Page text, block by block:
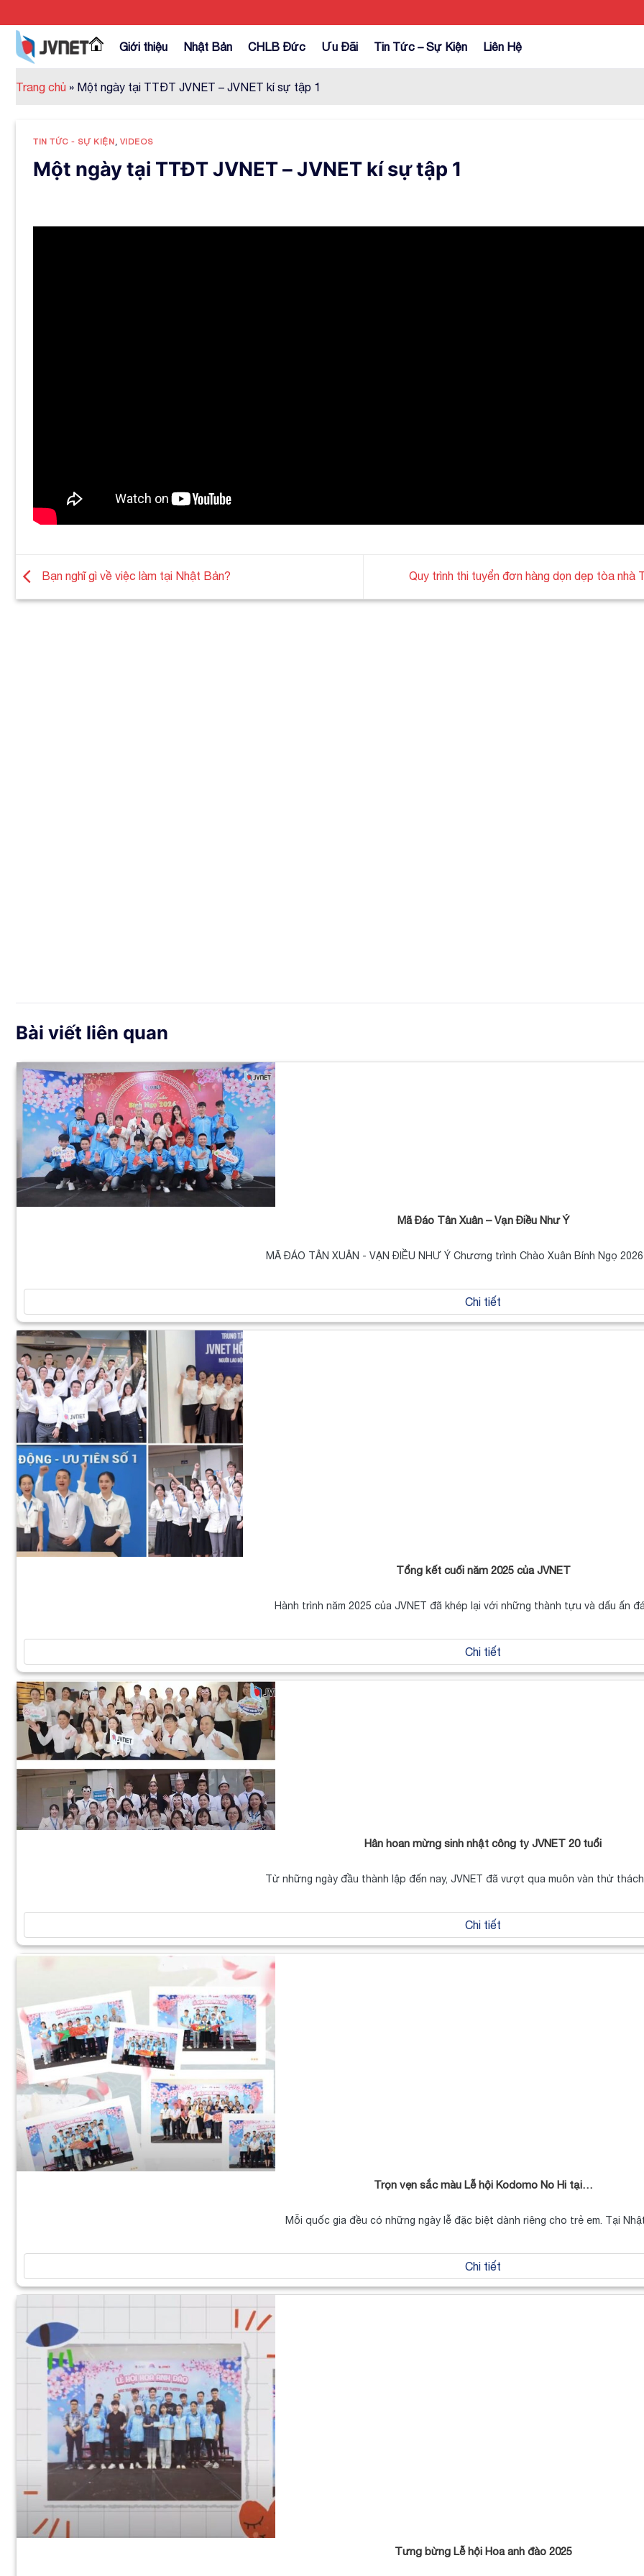
to
content
Giới thiệu Nhật Bản CHLB Đức Ưu Đãi Tin Tức – Sự Kiện Liên Hệ
Trang chủ » Một ngày tại TTĐT JVNET – JVNET kí sự tập 1
TIN TỨC - SỰ KIỆN VIDEOS
Một ngày tại TTĐT JVNET – JVNET kí sự tập 1
Bạn nghĩ gì về việc làm tại Nhật Bản? Quy trình thi tuyển đơn hàng dọn dẹp tòa nhà
Bài viết liên quan
Mã Đáo Tân Xuân – Vạn Điều Như Ý
MÃ ĐÁO TÂN XUÂN - VẠN ĐIỀU NHƯ Ý Chương trình Chào Xuân Bính Ngọ
Chi tiết
Tổng kết cuối năm 2025 của JVNET
Hành trình năm 2025 của JVNET đã khép lại với những thành tựu và dấu ấn
Chi tiết
Hân hoan mừng sinh nhật công ty JVNET 20 tuổi
Từ những ngày đầu thành lập đến nay, JVNET đã vượt qua muôn vàn thử
Chi tiết
Trọn vẹn sắc màu Lễ hội Kodomo No Hi tại…
Mỗi quốc gia đều có những ngày lễ đặc biệt dành riêng cho trẻ em. Tại
Chi tiết
Tưng bừng Lễ hội Hoa anh đào 2025